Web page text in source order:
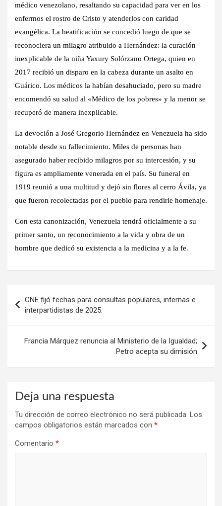
médico venezolano, resaltando su capacidad para ver en los
enfermos el rostro de Cristo y atenderlos con caridad
evangélica. La beatificación se concedió luego de que se
reconociera un milagro atribuido a Hernández: la curación
inexplicable de la niña Yaxury Solórzano Ortega, quien en
2017 recibió un disparo en la cabeza durante un asalto en
Guárico. Los médicos la habían desahuciado, pero su madre
encomendó su salud al «Médico de los pobres» y la menor se
recuperó de manera inexplicable.
La devoción a José Gregorio Hernández en Venezuela ha sido
notable desde su fallecimiento. Miles de personas han
asegurado haber recibido milagros por su intercesión, y su
figura es ampliamente venerada en el país. Su funeral en
1919 reunió a una multitud y dejó sin flores al cerro Ávila, ya
que fueron recolectadas por el pueblo para rendirle homenaje.
Con esta canonización, Venezuela tendrá oficialmente a su
primer santo, un reconocimiento a la vida y obra de un
hombre que dedicó su existencia a la medicina y a la fe.
de
entradas
CNE fijó fechas para consultas populares, internas e
interpartidistas de 2025:
Francia Márquez renuncia al Ministerio de la Igualdad;
Petro acepta su dimisión
Deja una respuesta
Tu dirección de correo electrónico no será publicada. Los
campos obligatorios están marcados con *
Comentario *